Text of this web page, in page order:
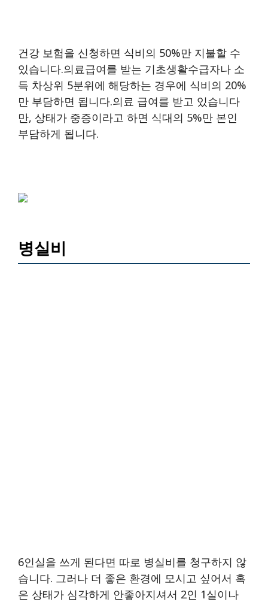
건강 보험을 신청하면 식비의 50%만 지불할 수
있습니다.의료급여를 받는 기초생활수급자나 소
득 차상위 5분위에 해당하는 경우에 식비의 20%
만 부담하면 됩니다.의료 급여를 받고 있습니다
만, 상태가 중증이라고 하면 식대의 5%만 본인
부담하게 됩니다.
병실비
6인실을 쓰게 된다면 따로 병실비를 청구하지 않
습니다. 그러나 더 좋은 환경에 모시고 싶어서 혹
은 상태가 심각하게 안좋아지셔서 2인 1실이나